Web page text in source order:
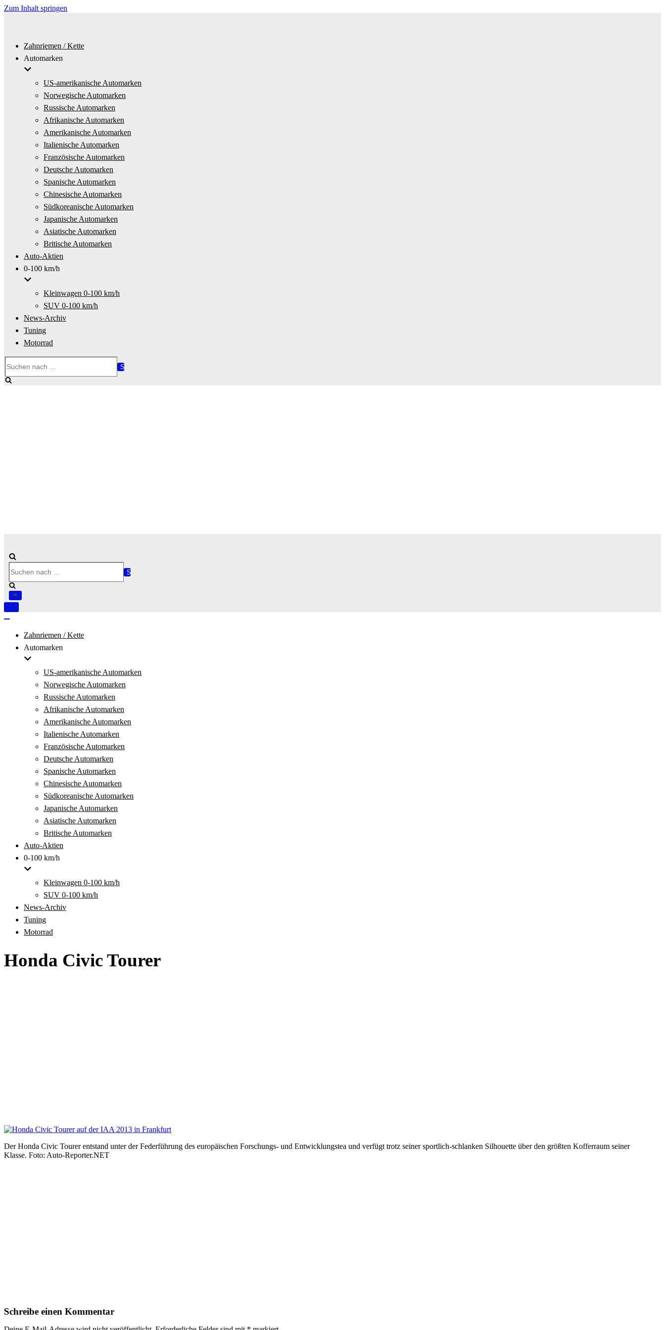
Zum Inhalt springen
Zahnriemen / Kette
Automarken
US-amerikanische Automarken
Norwegische Automarken
Russische Automarken
Afrikanische Automarken
Amerikanische Automarken
Italienische Automarken
Französische Automarken
Deutsche Automarken
Spanische Automarken
Chinesische Automarken
Südkoreanische Automarken
Japanische Automarken
Asiatische Automarken
Britische Automarken
Auto-Aktien
0-100 km/h
Kleinwagen 0-100 km/h
SUV 0-100 km/h
News-Archiv
Tuning
Motorrad
nach …
nach …
Navigation
Zahnriemen / Kette
Automarken
US-amerikanische Automarken
Norwegische Automarken
Russische Automarken
Afrikanische Automarken
Amerikanische Automarken
Italienische Automarken
Französische Automarken
Deutsche Automarken
Spanische Automarken
Chinesische Automarken
Südkoreanische Automarken
Japanische Automarken
Asiatische Automarken
Britische Automarken
Auto-Aktien
0-100 km/h
Kleinwagen 0-100 km/h
SUV 0-100 km/h
News-Archiv
Tuning
Motorrad
Honda Civic Tourer
Der Honda Civic Tourer entstand unter der Federführung des europäischen Forschungs- und Entwicklungstea und verfügt trotz seiner sportlich-schlanken Silhouette über den größten Kofferraum seiner
Klasse. Foto: Auto-Reporter.NET
Schreibe einen Kommentar